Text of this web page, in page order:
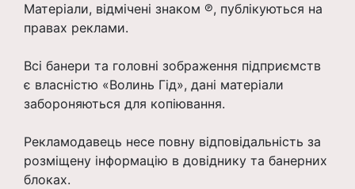
Матеріали, відмічені знаком ℗, публікуються на
правах реклами.
Всі банери та головні зображення підприємств
є власністю «Волинь Гід», дані матеріали
забороняються для копіювання.
Рекламодавець несе повну відповідальність за
розміщену інформацію в довіднику та банерних
блоках.